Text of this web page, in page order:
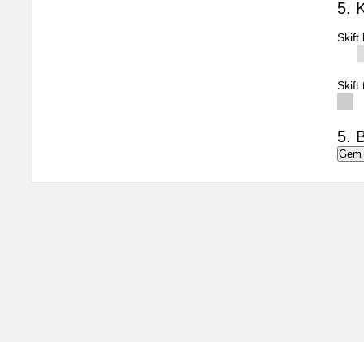
5.
Skift
Skift
5.